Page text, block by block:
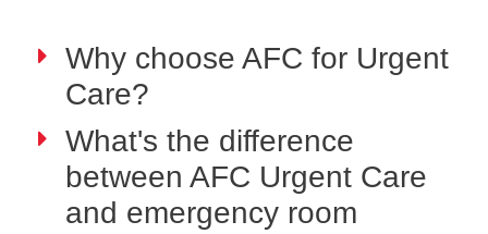
Why choose AFC for Urgent
Care?
What's the difference
between AFC Urgent Care
and emergency room